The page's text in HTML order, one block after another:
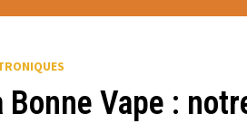
Bonne Vape :